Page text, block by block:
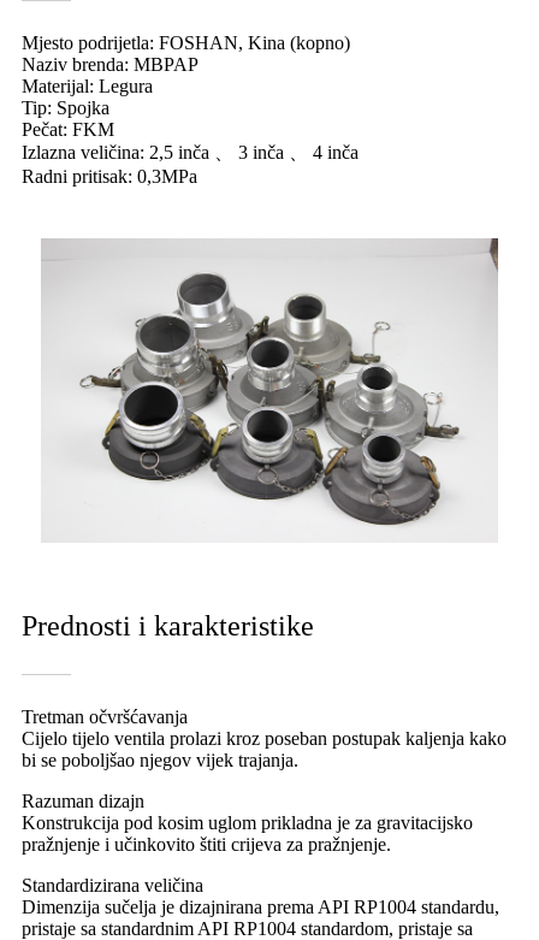
Mjesto podrijetla: FOSHAN, Kina (kopno)
Naziv brenda: MBPAP
Materijal: Legura
Tip: Spojka
Pečat: FKM
Izlazna veličina: 2,5 inča 、 3 inča 、 4 inča
Radni pritisak: 0,3MPa
Prednosti i karakteristike
Tretman očvršćavanja
Cijelo tijelo ventila prolazi kroz poseban postupak kaljenja kako
bi se poboljšao njegov vijek trajanja.
Razuman dizajn
Konstrukcija pod kosim uglom prikladna je za gravitacijsko
pražnjenje i učinkovito štiti crijeva za pražnjenje.
Standardizirana veličina
Dimenzija sučelja je dizajnirana prema API RP1004 standardu,
pristaje sa standardnim API RP1004 standardom, pristaje sa